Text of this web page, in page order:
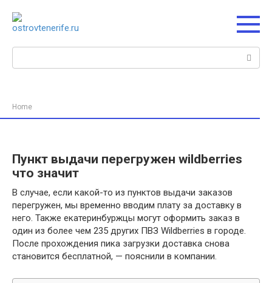
контенту
Поиск:
Home
Пункт выдачи перегружен wildberries
что значит
В случае, если какой-то из пунктов выдачи заказов
перегружен, мы временно вводим плату за доставку в
него. Также екатеринбуржцы могут оформить заказ в
один из более чем 235 других ПВЗ Wildberries в городе.
После прохождения пика загрузки доставка снова
становится бесплатной, — пояснили в компании.